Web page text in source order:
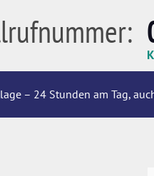
– 24 Stunden am Tag,